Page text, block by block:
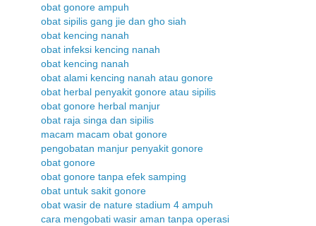
obat gonore ampuh
obat sipilis gang jie dan gho siah
obat kencing nanah
obat infeksi kencing nanah
obat kencing nanah
obat alami kencing nanah atau gonore
obat herbal penyakit gonore atau sipilis
obat gonore herbal manjur
obat raja singa dan sipilis
macam macam obat gonore
pengobatan manjur penyakit gonore
obat gonore
obat gonore tanpa efek samping
obat untuk sakit gonore
obat wasir de nature stadium 4 ampuh
cara mengobati wasir aman tanpa operasi